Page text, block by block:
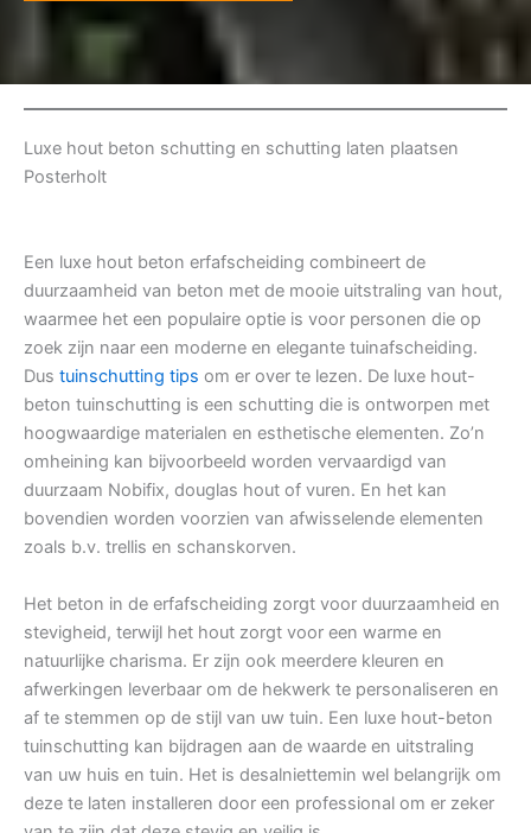
Luxe hout beton schutting en schutting laten plaatsen
Posterholt
Een luxe hout beton erfafscheiding combineert de
duurzaamheid van beton met de mooie uitstraling van hout,
waarmee het een populaire optie is voor personen die op
zoek zijn naar een moderne en elegante tuinafscheiding.
Dus tuinschutting tips om er over te lezen. De luxe hout-
beton tuinschutting is een schutting die is ontworpen met
hoogwaardige materialen en esthetische elementen. Zo’n
omheining kan bijvoorbeeld worden vervaardigd van
duurzaam Nobifix, douglas hout of vuren. En het kan
bovendien worden voorzien van afwisselende elementen
zoals b.v. trellis en schanskorven.
Het beton in de erfafscheiding zorgt voor duurzaamheid en
stevigheid, terwijl het hout zorgt voor een warme en
natuurlijke charisma. Er zijn ook meerdere kleuren en
afwerkingen leverbaar om de hekwerk te personaliseren en
af te stemmen op de stijl van uw tuin. Een luxe hout-beton
tuinschutting kan bijdragen aan de waarde en uitstraling
van uw huis en tuin. Het is desalniettemin wel belangrijk om
deze te laten installeren door een professional om er zeker